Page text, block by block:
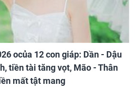
ocủa 12 con giáp: Dần - Dậu
tiền tài tăng vọt, Mão - Thân
mất tật mang